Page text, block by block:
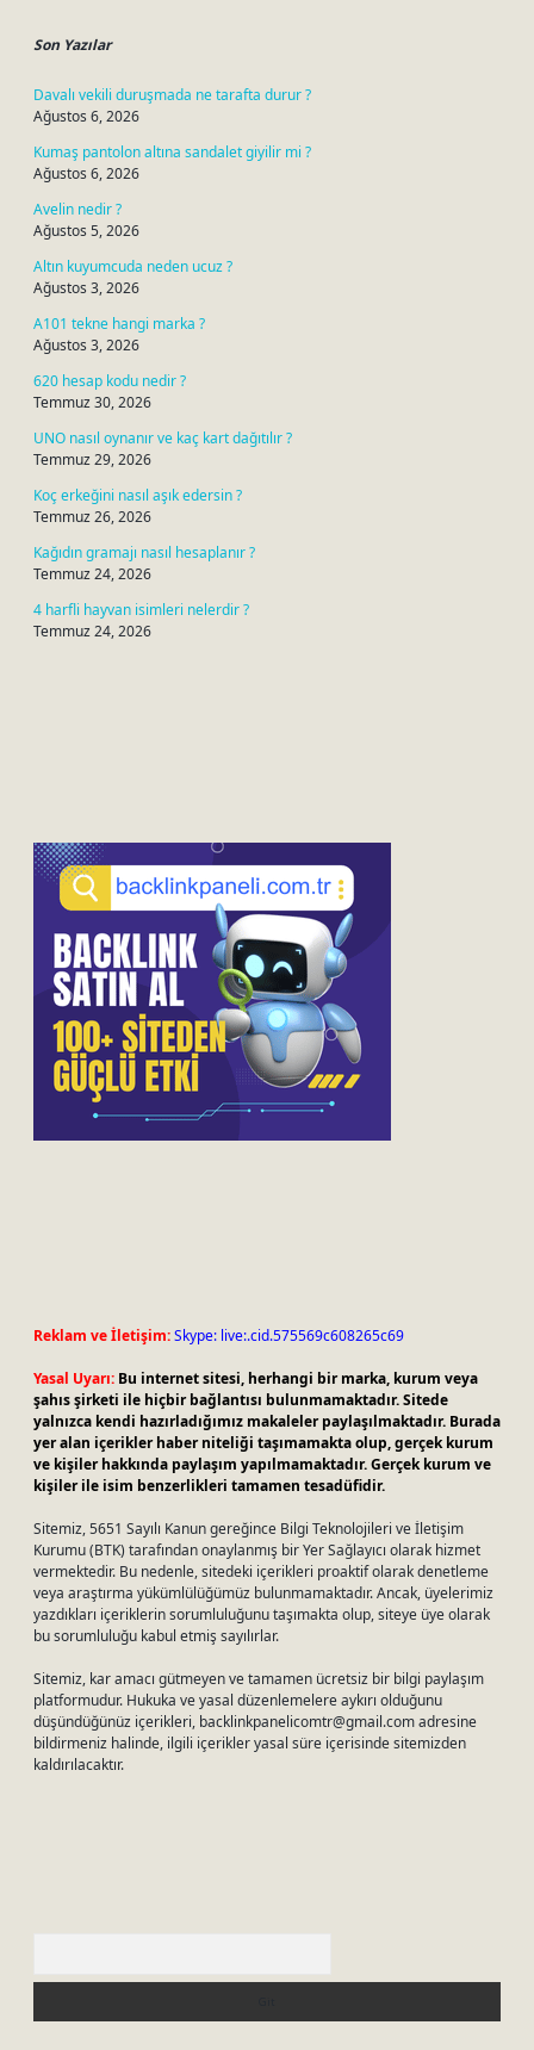
Son Yazılar
Davalı vekili duruşmada ne tarafta durur ?
Ağustos 6, 2026
Kumaş pantolon altına sandalet giyilir mi ?
Ağustos 6, 2026
Avelin nedir ?
Ağustos 5, 2026
Altın kuyumcuda neden ucuz ?
Ağustos 3, 2026
A101 tekne hangi marka ?
Ağustos 3, 2026
620 hesap kodu nedir ?
Temmuz 30, 2026
UNO nasıl oynanır ve kaç kart dağıtılır ?
Temmuz 29, 2026
Koç erkeğini nasıl aşık edersin ?
Temmuz 26, 2026
Kağıdın gramajı nasıl hesaplanır ?
Temmuz 24, 2026
4 harfli hayvan isimleri nelerdir ?
Temmuz 24, 2026
Reklam ve İletişim:Skype: live:.cid.575569c608265c69
Yasal Uyarı: Bu internet sitesi, herhangi bir marka, kurum veya
şahıs şirketi ile hiçbir bağlantısı bulunmamaktadır. Sitede
yalnızca kendi hazırladığımız makaleler paylaşılmaktadır. Burada
yer alan içerikler haber niteliği taşımamakta olup, gerçek kurum
ve kişiler hakkında paylaşım yapılmamaktadır. Gerçek kurum ve
kişiler ile isim benzerlikleri tamamen tesadüfidir.
Sitemiz, 5651 Sayılı Kanun gereğince Bilgi Teknolojileri ve İletişim
Kurumu (BTK) tarafından onaylanmış bir Yer Sağlayıcı olarak hizmet
vermektedir. Bu nedenle, sitedeki içerikleri proaktif olarak denetleme
veya araştırma yükümlülüğümüz bulunmamaktadır. Ancak, üyelerimiz
yazdıkları içeriklerin sorumluluğunu taşımakta olup, siteye üye olarak
bu sorumluluğu kabul etmiş sayılırlar.
Sitemiz, kar amacı gütmeyen ve tamamen ücretsiz bir bilgi paylaşım
platformudur. Hukuka ve yasal düzenlemelere aykırı olduğunu
düşündüğünüz içerikleri, backlinkpanelicomtr@gmail.comadresine
bildirmeniz halinde, ilgili içerikler yasal süre içerisinde sitemizden
kaldırılacaktır.